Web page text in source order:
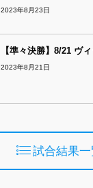
2023年8月23日
【準々決勝】8/21 ヴ
2023年8月21日
試合結果一